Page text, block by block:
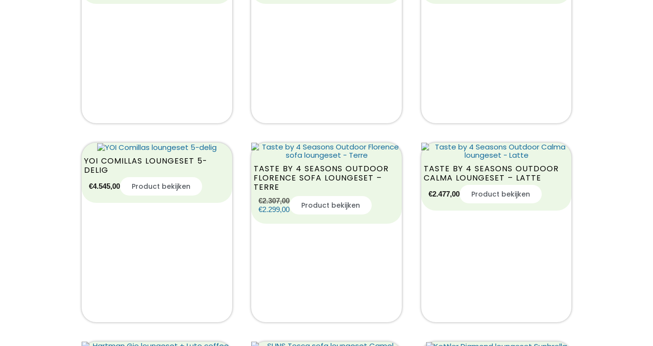
YOI COMILLAS LOUNGESET 5-
DELIG
€4.545,00 Product bekijken
TASTE BY 4 SEASONS OUTDOOR
FLORENCE SOFA LOUNGESET –
TERRE
€2.307,00
€2.299,00 Product bekijken
TASTE BY 4 SEASONS OUTDOOR
CALMA LOUNGESET – LATTE
€2.477,00 Product bekijken